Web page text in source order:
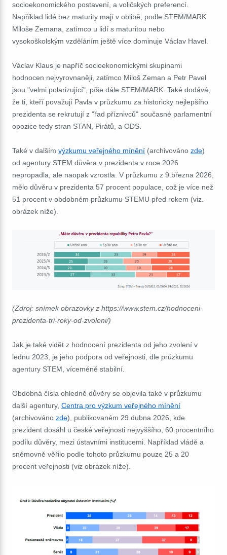
socioekonomického postavení, a voličských preferencí.
Například lidé bez maturity mají v oblibě, podle STEM/MARK
Miloše Zemana, zatímco u lidí s maturitou nebo
vysokoškolským vzděláním ještě více dominuje Václav Havel.
Václav Klaus je napříč socioekonomickými skupinami
hodnocen nejvyrovnaněji, zatímco Miloš Zeman a Petr Pavel
jsou "velmi polarizující", píše dále STEM/MARK. Také dodává,
že ti, kteří považují Pavla v průzkumu za historicky nejlepšího
prezidenta se rekrutují z "řad příznivců" současné parlamentní
opozice tedy stran STAN, Pirátů, a ODS.
Také v dalším výzkumu veřejného mínění (archivováno zde)
od agentury STEM důvěra v prezidenta v roce 2026
nepropadla, ale naopak vzrostla. V průzkumu z 9.března 2026,
mělo důvěru v prezidenta 57 procent populace, což je více než
51 procent v obdobném průzkumu STEMU před rokem (viz.
obrázek níže).
(Zdroj: snímek obrazovky z https://www.stem.cz/hodnoceni-
prezidenta-tri-roky-od-zvoleni/)
Jak je také vidět z hodnocení prezidenta od jeho zvolení v
lednu 2023, je jeho podpora od veřejnosti, dle průzkumu
agentury STEM, víceméně stabilní.
Obdobná čísla ohledně důvěry se objevila také v průzkumu
další agentury, Centra pro výzkum veřejného mínění
(archivováno zde), publikovaném 29.dubna 2026, kde
prezident dosáhl u české veřejnosti nejvyššího, 60 procentního
podílu důvěry, mezi ústavními institucemi. Například vládě a
sněmovně věřilo podle tohoto průzkumu pouze 25 a 20
procent veřejnosti (viz obrázek níže).